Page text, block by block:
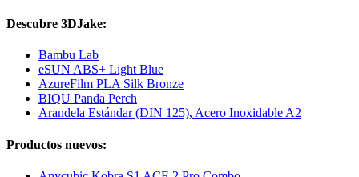
Descubre 3DJake:
Bambu Lab
eSUN ABS+ Light Blue
AzureFilm PLA Silk Bronze
BIQU Panda Perch
Arandela Estándar (DIN 125), Acero Inoxidable A2
Productos nuevos: